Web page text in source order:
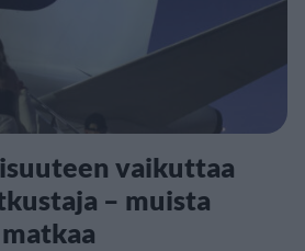
vaikuttaa
– muista